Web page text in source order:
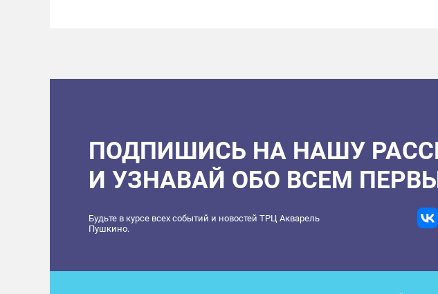
ПОДПИШИСЬ НА НАШУ
И УЗНАВАЙ ОБО ВСЕМ
Будьте в курсе всех событий и новостей ТРЦ Акварель
Пушкино.